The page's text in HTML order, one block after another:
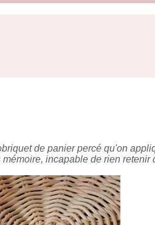
de panier percé qu'on
incapable de rien retenir